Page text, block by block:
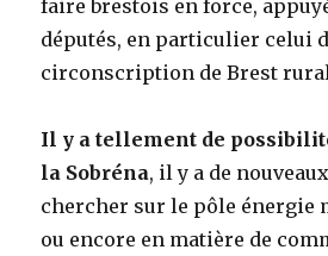
faire brestois en force,
députés, en particulier celui
circonscription de Brest
Il y a tellement de
la Sobréna, il y a de
chercher sur le pôle énergie
ou encore en matière de